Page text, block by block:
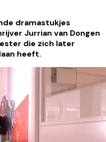
dramastukjes
Jurrian van Dongen
die zich later
heeft.